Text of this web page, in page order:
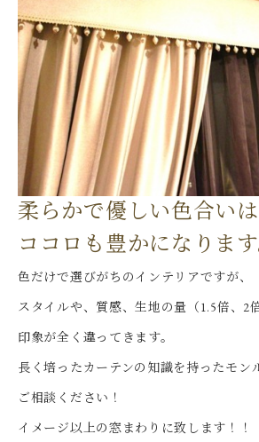
柔らかで優しい色合いは
ココロも豊かになります
色だけで選びがちのインテリアですが、
スタイルや、質感、生地の量（1.5倍、2
印象が全く違ってきます。
長く培ったカーテンの知識を持ったモン
ご相談ください！
イメージ以上の窓まわりに致します！！